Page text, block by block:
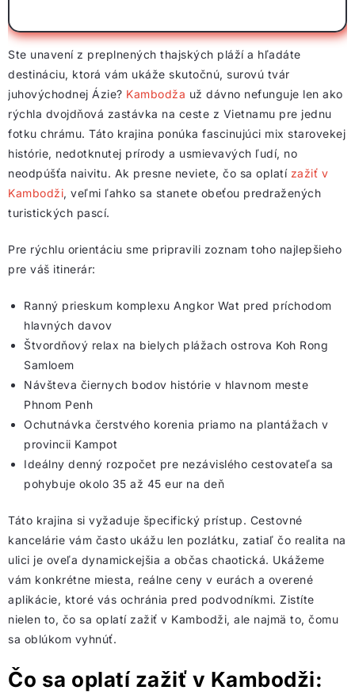
Ste unavení z preplnených thajských pláží a hľadáte
destináciu, ktorá vám ukáže skutočnú, surovú tvár
juhovýchodnej Ázie? Kambodža už dávno nefunguje len ako
rýchla dvojdňová zastávka na ceste z Vietnamu pre jednu
fotku chrámu. Táto krajina ponúka fascinujúci mix starovekej
histórie, nedotknutej prírody a usmievavých ľudí, no
neodpúšťa naivitu. Ak presne neviete, čo sa oplatí zažiť v
Kambodži, veľmi ľahko sa stanete obeťou predražených
turistických pascí.
Pre rýchlu orientáciu sme pripravili zoznam toho najlepšieho
pre váš itinerár:
Ranný prieskum komplexu Angkor Wat pred príchodom
hlavných davov
Štvordňový relax na bielych plážach ostrova Koh Rong
Samloem
Návšteva čiernych bodov histórie v hlavnom meste
Phnom Penh
Ochutnávka čerstvého korenia priamo na plantážach v
provincii Kampot
Ideálny denný rozpočet pre nezávislého cestovateľa sa
pohybuje okolo 35 až 45 eur na deň
Táto krajina si vyžaduje špecifický prístup. Cestovné
kancelárie vám často ukážu len pozlátku, zatiaľ čo realita na
ulici je oveľa dynamickejšia a občas chaotická. Ukážeme
vám konkrétne miesta, reálne ceny v eurách a overené
aplikácie, ktoré vás ochránia pred podvodníkmi. Zistíte
nielen to, čo sa oplatí zažiť v Kambodži, ale najmä to, čomu
sa oblúkom vyhnúť.
Čo sa oplatí zažiť v Kambodži: